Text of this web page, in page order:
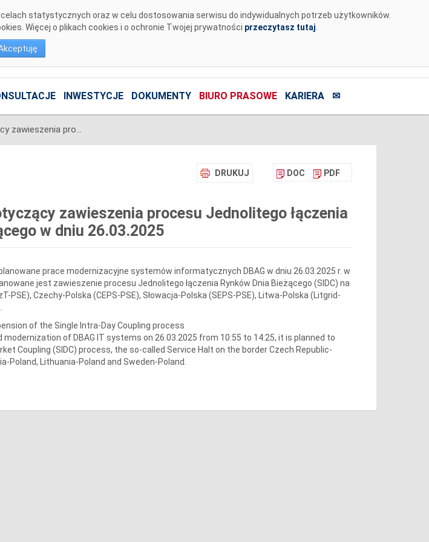
statystycznych oraz w celu dostosowania serwisu do indywidualnych potrzeb użytkowników.
Więcej o plikach cookies i o ochronie Twojej prywatności przeczytasz tutaj
INWESTYCJE DOKUMENTY BIURO PRASOWE KARIERA ✉
Komunikat OSP dotyczący zawieszenia procesu Jednolitego łączenia Rynków Dnia Bieżącego w dniu 26.03.2025
DRUKUJ DOC PDF
zawieszenia procesu Jednolitego łączenia
w dniu 26.03.2025
prace modernizacyjne systemów informatycznych DBAG w dniu 26.03.2025 r. w
jest zawieszenie procesu Jednolitego łączenia Rynków Dnia Bieżącego (SIDC) na
PSE), Czechy-Polska (CEPS-PSE), Słowacja-Polska (SEPS-PSE), Litwa-Polska (Litgrid-
of the Single Intra-Day Coupling process
of DBAG IT systems on 26.03.2025 from 10:55 to 14:25, it is planned to
Coupling (SIDC) process, the so-called Service Halt on the border Czech Republic-
Poland, Lithuania-Poland and Sweden-Poland.